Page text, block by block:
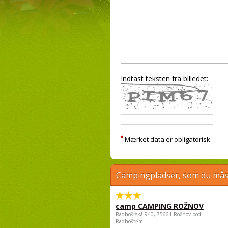
Indtast teksten fra billedet:
* Mærket data er obligatorisk
Campingpladser, som du
camp CAMPING ROŽNOV
Radhošťská 940, 75661 Rožnov pod
Radhoštěm